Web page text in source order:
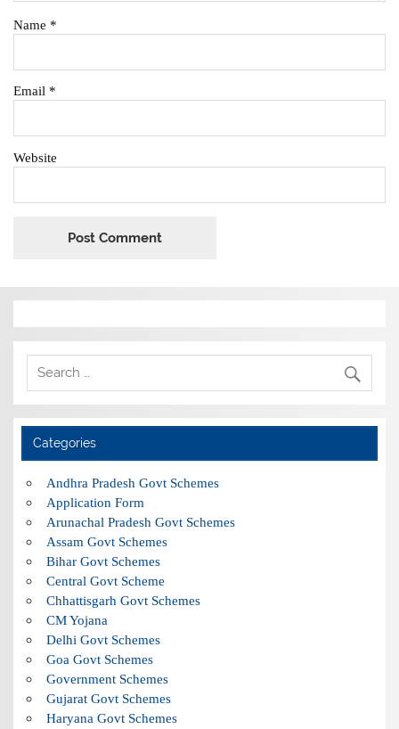
Name *
Email *
Website
Categories
Andhra Pradesh Govt Schemes
Application Form
Arunachal Pradesh Govt Schemes
Assam Govt Schemes
Bihar Govt Schemes
Central Govt Scheme
Chhattisgarh Govt Schemes
CM Yojana
Delhi Govt Schemes
Goa Govt Schemes
Government Schemes
Gujarat Govt Schemes
Haryana Govt Schemes